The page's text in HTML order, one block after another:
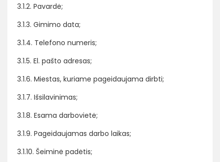
3.1.2. Pavardė;
3.1.3. Gimimo data;
3.1.4. Telefono numeris;
3.1.5. El. pašto adresas;
3.1.6. Miestas, kuriame pageidaujama dirbti;
3.1.7. Išsilavinimas;
3.1.8. Esama darbovietė;
3.1.9. Pageidaujamas darbo laikas;
3.1.10. Šeiminė padėtis;